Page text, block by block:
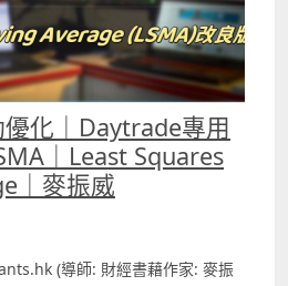
化｜Daytrade專用
｜Least Squares
｜麥振威
(導師: 財經書藉作家: 麥振